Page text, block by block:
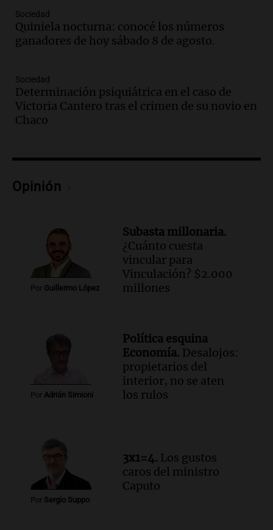
Jorge Messi en una entrevista con Rony
Vargas en 2007
Una mañana para todos
las nuevas detenciones: "En esa casa
todos tenían algo que ver"
Una mañana para todos
Episodios
del desayuno ideal: qué alimentos
Una mañana para todos
Audio. Murió Jorge Messi
Una mañana para todos
Episodios
Audio.Mateo, a los 25 años, lucha
Episodios
Audio.
Estiman que la inflación nacional
de julio será menor al 2,9% registrado
en CABA
Una mañana para todos
cabra que llevaba ocho días atrapada en
un precipicio
Una mañana para todos
Episodios
Audio.Chile planteó mejorar la
Sociedad
Quiniela nocturna: conocé los números
ganadores de hoy sábado 8 de agosto.
Sociedad
Determinación psiquiátrica en el caso de
Victoria Cantero tras el crimen de su novio en
Chaco
Opinión
Por Guillermo López
Subasta millonaria.
¿Cuánto cuesta
vincular para
Vinculación? $2.000
millones
Por Adrián Simioni
Política esquina
Economía. Desalojos:
propietarios del
interior, no se aten
los rulos
Por Sergio Suppo
3x1=4. Los gustos
caros del ministro
Caputo